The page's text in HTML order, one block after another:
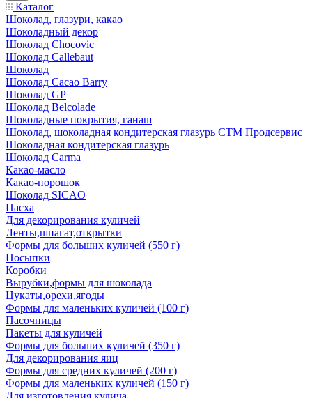
Каталог
Шоколад, глазури, какао
Шоколадный декор
Шоколад Chocovic
Шоколад Callebaut
Шоколад
Шоколад Cacao Barry
Шоколад GP
Шоколад Belcolade
Шоколадные покрытия, ганаш
Шоколад, шоколадная кондитерская глазурь СТМ Продсервис
Шоколадная кондитерская глазурь
Шоколад Carma
Какао-масло
Какао-порошок
Шоколад SICAO
Пасха
Для декорирования куличей
Ленты,шпагат,открытки
Формы для больших куличей (550 г)
Посыпки
Коробки
Вырубки,формы для шоколада
Цукаты,орехи,ягоды
Формы для маленьких куличей (100 г)
Пасочницы
Пакеты для куличей
Формы для больших куличей (350 г)
Для декорирования яиц
Формы для средних куличей (200 г)
Формы для маленьких куличей (150 г)
Для изготовления кулича